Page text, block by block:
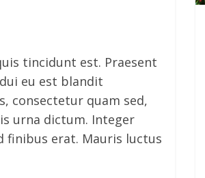
tincidunt est. Praesent
eu est blandit
consectetur quam sed,
urna dictum. Integer
finibus erat. Mauris luctus